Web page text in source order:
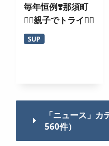
毎年恒例❣️那須町
🏄‍♀️親子でトライ🚣‍♂️
SUP
「ニュース」
560件）